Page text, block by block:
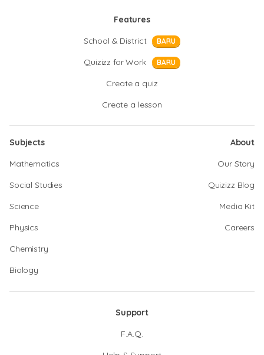
Features
School & District
BARU
Quizizz for Work BARU
Create a quiz
Create a lesson
Subjects
Mathematics
Social Studies
Science
Physics
Chemistry
Biology
About
Our Story
Quizizz Blog
Media Kit
Careers
Support
F.A.Q.